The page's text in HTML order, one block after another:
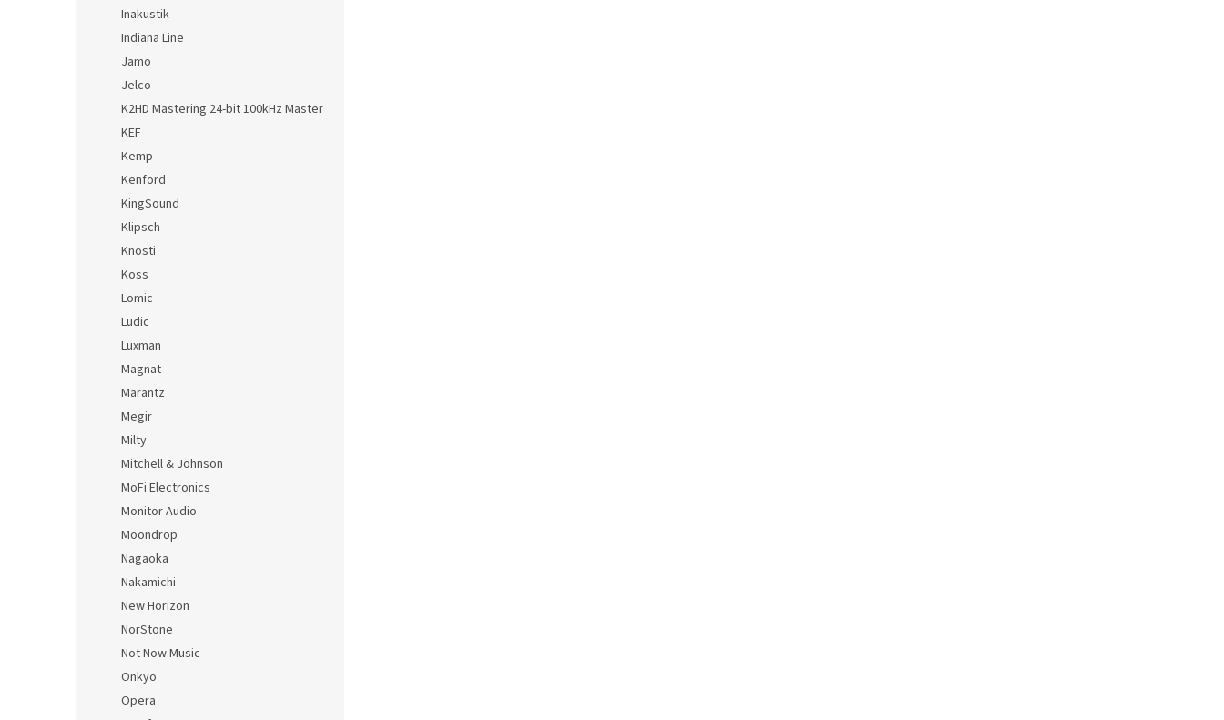
Inakustik
Indiana Line
Jamo
Jelco
K2HD Mastering 24-bit 100kHz Master
KEF
Kemp
Kenford
KingSound
Klipsch
Knosti
Koss
Lomic
Ludic
Luxman
Magnat
Marantz
Megir
Milty
Mitchell & Johnson
MoFi Electronics
Monitor Audio
Moondrop
Nagaoka
Nakamichi
New Horizon
NorStone
Not Now Music
Onkyo
Opera